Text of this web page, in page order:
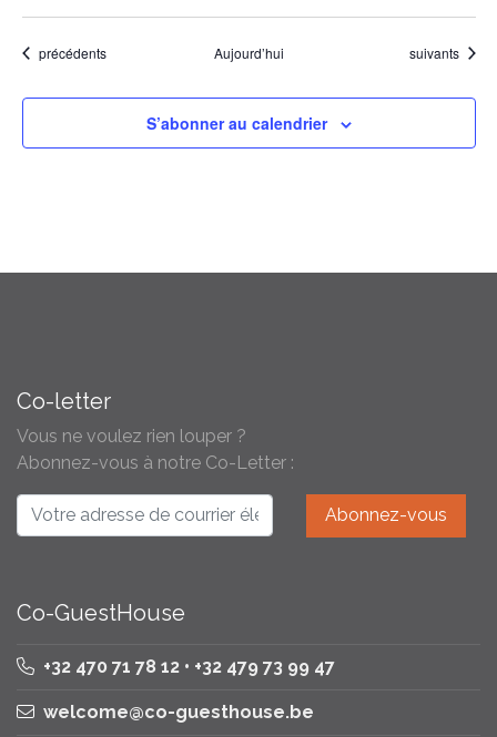
Évènements
précédents Aujourd’hui Évènements
suivants
S’abonner au calendrier
Co-letter
Vous ne voulez rien louper ?
Abonnez-vous à notre Co-Letter :
Co-GuestHouse
+32 470 71 78 12 • +32 479 73 99 47
welcome@co-guesthouse.be